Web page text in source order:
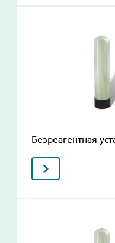
Безреагентная